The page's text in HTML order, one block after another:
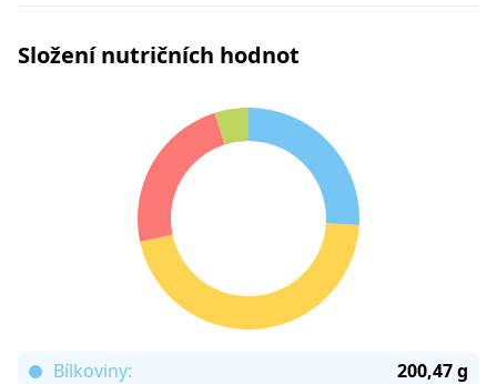
Složení nutričních hodnot
Bílkoviny:
200,47 g